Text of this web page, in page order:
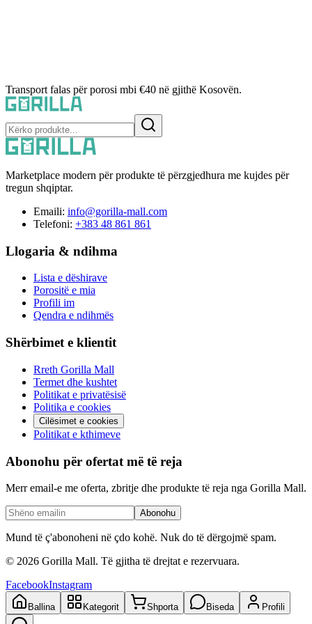
Transport falas për porosi mbi €40 në gjithë Kosovën.
Marketplace modern për produkte të përzgjedhura me kujdes për
tregun shqiptar.
Emaili: info@gorilla-mall.com
Telefoni: +383 48 861 861
Llogaria & ndihma
Lista e dëshirave
Porositë e mia
Profili im
Qendra e ndihmës
Shërbimet e klientit
Rreth Gorilla Mall
Termet dhe kushtet
Politikat e privatësisë
Politika e cookies
Cilësimet e cookies
Politikat e kthimeve
Abonohu për ofertat më të reja
Merr email-e me oferta, zbritje dhe produkte të reja nga Gorilla Mall.
Abonohu
Mund të ç'abonoheni në çdo kohë. Nuk do të dërgojmë spam.
© 2026 Gorilla Mall. Të gjitha të drejtat e rezervuara.
FacebookInstagram
Ballina Kategorit Shporta Biseda Profili